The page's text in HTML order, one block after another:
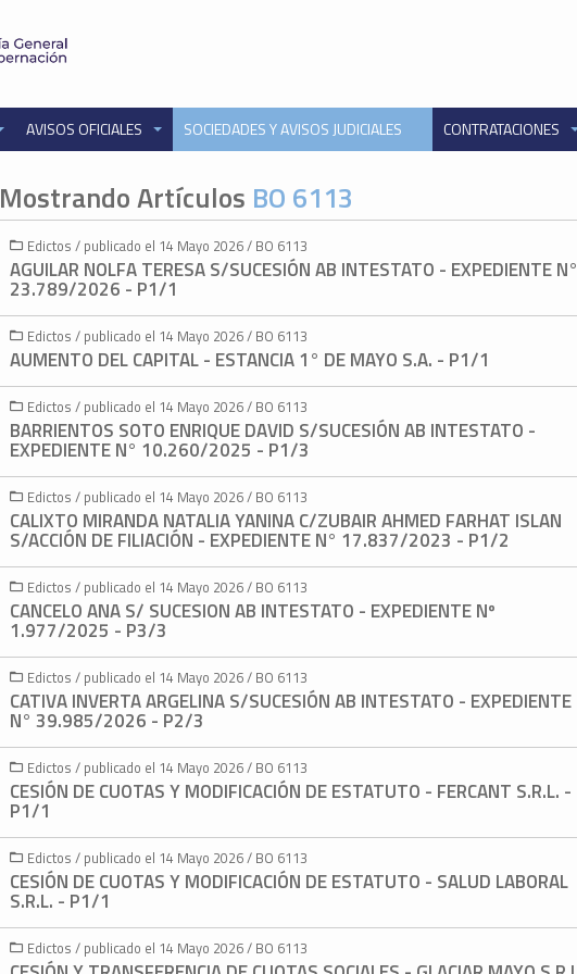
AVISOS OFICIALES SOCIEDADES Y AVISOS JUDICIALES CONTRATACIONES
Mostrando Artículos BO 6113
Edictos / publicado el 14 Mayo 2026 / BO 6113
AGUILAR NOLFA TERESA S/SUCESIÓN AB INTESTATO - EXPEDIENTE N°
23.789/2026 - P1/1
Edictos / publicado el 14 Mayo 2026 / BO 6113
AUMENTO DEL CAPITAL - ESTANCIA 1° DE MAYO S.A. - P1/1
Edictos / publicado el 14 Mayo 2026 / BO 6113
BARRIENTOS SOTO ENRIQUE DAVID S/SUCESIÓN AB INTESTATO -
EXPEDIENTE N° 10.260/2025 - P1/3
Edictos / publicado el 14 Mayo 2026 / BO 6113
CALIXTO MIRANDA NATALIA YANINA C/ZUBAIR AHMED FARHAT ISLAN
S/ACCIÓN DE FILIACIÓN - EXPEDIENTE N° 17.837/2023 - P1/2
Edictos / publicado el 14 Mayo 2026 / BO 6113
CANCELO ANA S/ SUCESION AB INTESTATO - EXPEDIENTE Nº
1.977/2025 - P3/3
Edictos / publicado el 14 Mayo 2026 / BO 6113
CATIVA INVERTA ARGELINA S/SUCESIÓN AB INTESTATO - EXPEDIENTE
N° 39.985/2026 - P2/3
Edictos / publicado el 14 Mayo 2026 / BO 6113
CESIÓN DE CUOTAS Y MODIFICACIÓN DE ESTATUTO - FERCANT S.R.L. -
P1/1
Edictos / publicado el 14 Mayo 2026 / BO 6113
CESIÓN DE CUOTAS Y MODIFICACIÓN DE ESTATUTO - SALUD LABORAL
S.R.L. - P1/1
Edictos / publicado el 14 Mayo 2026 / BO 6113